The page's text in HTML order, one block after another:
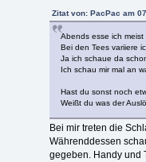
Zitat von: PacPac am
Abends esse ich
Bei den Tees variiere
Ja ich schaue da
Ich schau mir mal an
Hast du sonst noch
Weißt du was der
Bei mir treten die
Währenddessen
gegeben. Handy und